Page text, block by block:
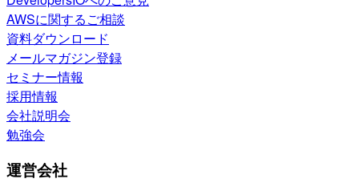
AWSに関するご相談
資料ダウンロード
メールマガジン登録
セミナー情報
採用情報
会社説明会
勉強会
運営会社